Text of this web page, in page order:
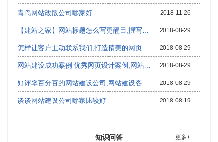
青岛网站改版公司哪家好 2018-11-26
2018-08-29
2018-08-29
2018-08-29
2018-08-29
谈谈网站建设公司哪家比较好 2018-08-19
知识问答 更多+